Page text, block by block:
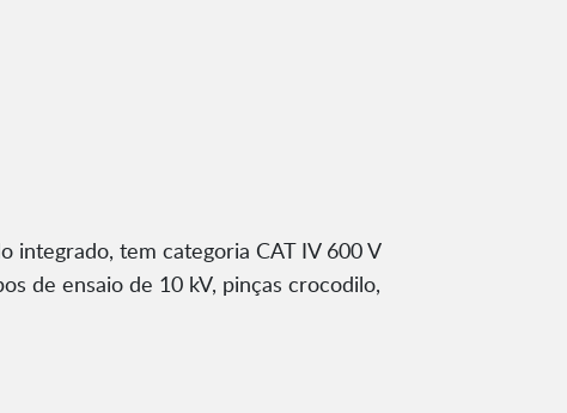
integrado, tem categoria CAT IV 600 V
de ensaio de 10 kV, pinças crocodilo,